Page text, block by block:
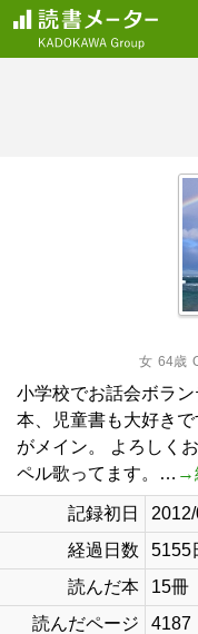
女 64歳
小学校でお話会ボラ
本、児童書も大好き
がメイン。 よろしく
ペル歌ってます。… →
記録初日
経過日数
5155
読んだ本
15冊
読んだページ
4187